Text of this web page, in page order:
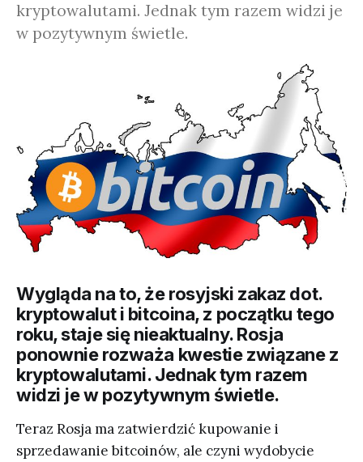
kryptowalutami. Jednak tym razem widzi je
w pozytywnym świetle.
Wygląda na to, że rosyjski zakaz dot.
kryptowalut i bitcoina, z początku tego
roku, staje się nieaktualny. Rosja
ponownie rozważa kwestie związane z
kryptowalutami. Jednak tym razem
widzi je w pozytywnym świetle.
Teraz Rosja ma zatwierdzić kupowanie i
sprzedawanie bitcoinów, ale czyni wydobycie